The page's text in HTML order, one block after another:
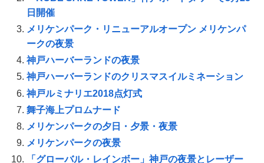
日開催
メリケンパーク・リニューアルオープン メリケンパ
ークの夜景
神戸ハーバーランドの夜景
神戸ハーバーランドのクリスマスイルミネーション
神戸ルミナリエ2018点灯式
舞子海上プロムナード
メリケンパークの夕日・夕景・夜景
メリケンパークの夜景
「グローバル・レインボー」神戸の夜景とレーザー